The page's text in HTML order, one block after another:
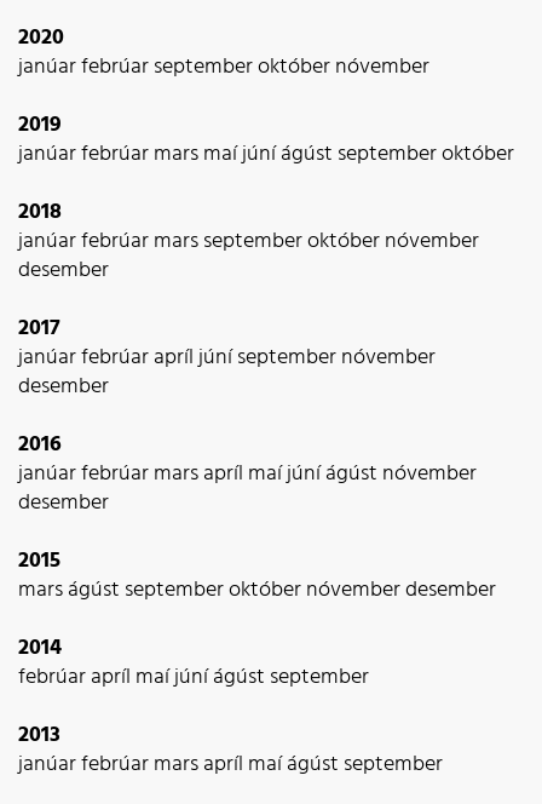
2020
janúarfebrúarseptemberoktóbernóvember
2019
janúarfebrúarmarsmaíjúníágúst septemberoktóber
2018
janúarfebrúarmarsseptemberoktóbernóvember
desember
2017
janúarfebrúarapríljúníseptembernóvember
desember
2016
janúarfebrúarmarsapríl maíjúníágúst nóvember
desember
2015
marságúst septemberoktóbernóvemberdesember
2014
febrúarapríl maíjúníágúst september
2013
janúarfebrúarmarsapríl maíágúst september